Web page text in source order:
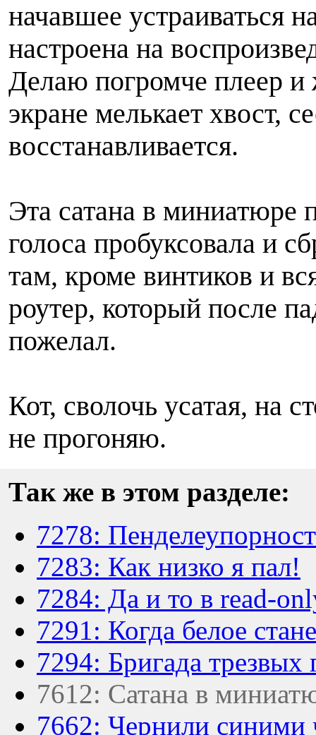
начавшее устраиваться
настроена на
Делаю погромче плеер
экране мелькает хвост,
восстанавливается.
Эта сатана в миниатюре
голоса пробуксовала и
там, кроме винтиков и
роутер, который после
пожелал.
Кот, сволочь усатая, на
не прогоняю.
Так же в этом разделе:
7278:
7283: Как низко я пал!
7284: Да и то в read-
7291: Когда белое
7294: Бригада трезвых
7612: Сатана в
7662: Чернили синими